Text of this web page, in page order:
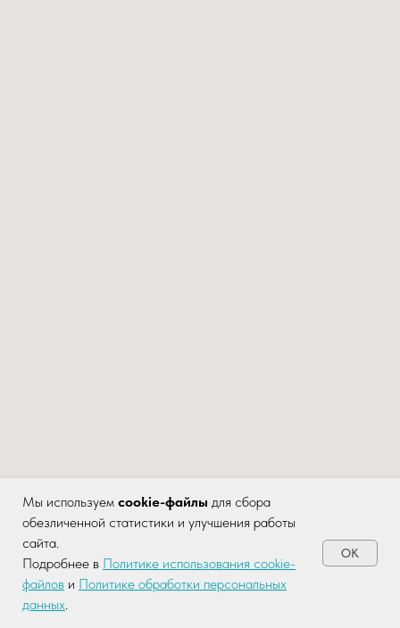
Задайте ваш
вопрос здесь!
Мы используем cookie-файлы для сбора
обезличенной статистики и улучшения работы
сайта.
Подробнее в Политике использования cookie-
файлов и Политике обработки персональных
данных.
OK